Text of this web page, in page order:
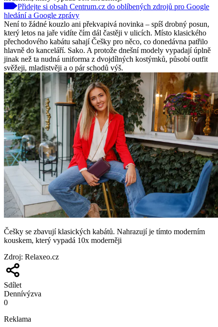
Přidejte si obsah Centrum.cz do oblíbených zdrojů pro Google
hledání a Google zprávy
Není to žádné kouzlo ani překvapivá novinka – spíš drobný posun,
který letos na jaře vidíte čím dál častěji v ulicích. Místo klasického
přechodového kabátu sahají Češky pro něco, co donedávna patřilo
hlavně do kanceláří. Sako. A protože dnešní modely vypadají úplně
jinak než ta nudná uniforma z dvojdílných kostýmků, působí outfit
svěžeji, mladistvěji a o pár schodů výš.
Češky se zbavují klasických kabátů. Nahrazují je tímto moderním
kouskem, který vypadá 10x moderněji
Zdroj: Relaxeo.cz
Sdílet
Dennívýzva
0
Reklama